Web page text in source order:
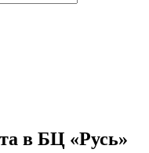
в БЦ «Русь»